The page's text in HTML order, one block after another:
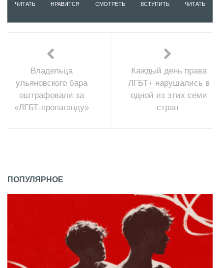
ЧИТАТЬ НРАВИТСЯ СМОТРЕТЬ ВСТУПИТЬ ЧИТАТЬ
Владельца
ульяновского бара
оштрафовали за
«ЛГБТ-пропаганду»
Каждый день права
ЛГБТ+ нарушались в
одной из этих семи
стран
ПОПУЛЯРНОЕ